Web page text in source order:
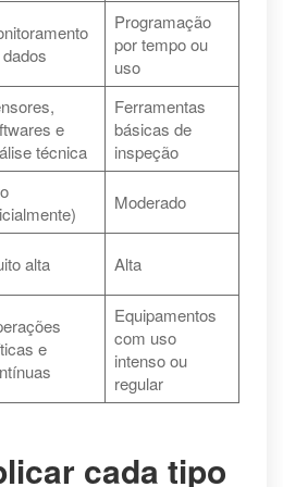
Programação
por tempo ou
uso
e
técnica
Ferramentas
básicas de
inspeção
Moderado
alta Alta
e
Equipamentos
com uso
intenso ou
regular
cada tipo